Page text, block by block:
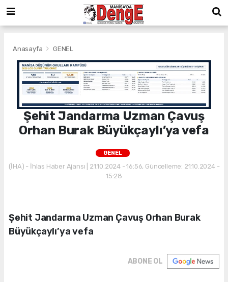
Anasayfa GENEL
Şehit Jandarma Uzman Çavuş
Orhan Burak Büyükçaylı’ya vefa
GENEL
(İHA) - İhlas Haber Ajansı | 21.10.2024 - 16:56, Güncelleme: 21.10.2024 -
15:28
Şehit Jandarma Uzman Çavuş Orhan Burak
Büyükçaylı’ya vefa
ABONE OL